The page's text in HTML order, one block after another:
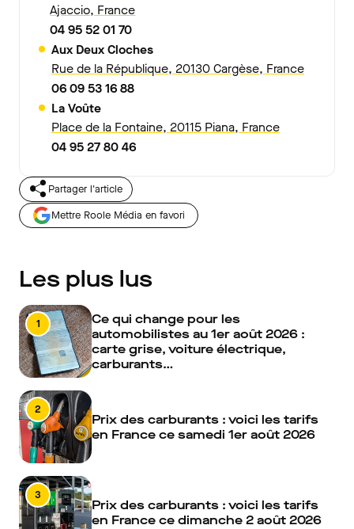
Ajaccio, France
04 95 52 01 70
Aux Deux Cloches
Rue de la République, 20130 Cargèse, France
06 09 53 16 88
La Voûte
Place de la Fontaine, 20115 Piana, France
04 95 27 80 46
Partager l'article
Mettre Roole Média en favori
Les plus lus
1
Ce qui change pour les
automobilistes au 1er août 2026 :
carte grise, voiture électrique,
carburants…
2
Prix des carburants : voici les tarifs
en France ce samedi 1er août 2026
3
Prix des carburants : voici les tarifs
en France ce dimanche 2 août 2026